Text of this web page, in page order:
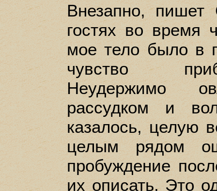
Внезапно,
гостях во время
мое тело было в
чувство
Неудержимо
рассудком и
казалось, целую
целым рядом
пробуждение
их описать. Это